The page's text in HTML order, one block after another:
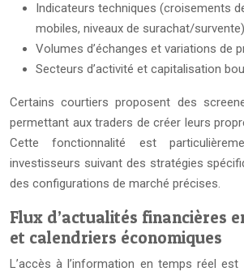
Indicateurs techniques (croisements
mobiles, niveaux de surachat/survente)
Volumes d’échanges et variations de
Secteurs d’activité et capitalisation
Certains courtiers proposent des
permettant aux traders de créer leurs
Cette fonctionnalité est
investisseurs suivant des stratégies
des configurations de marché précises.
Flux d’actualités financières
et calendriers économiques
L’accès à l’information en temps réel est